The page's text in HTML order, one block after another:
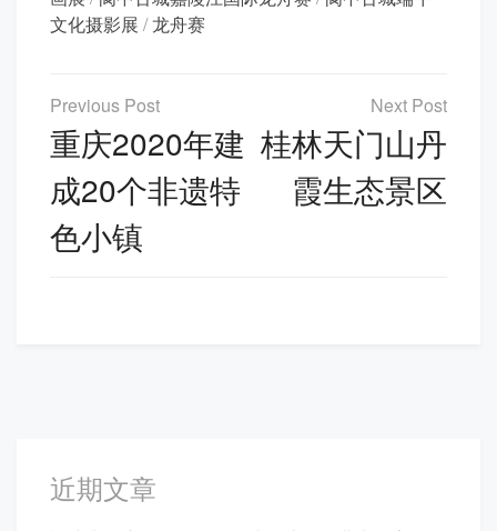
文化摄影展 /龙舟赛
文
章
导
航
重庆2020年建
成20个非遗特
色小镇
桂林天门山丹
霞生态景区
近期文章